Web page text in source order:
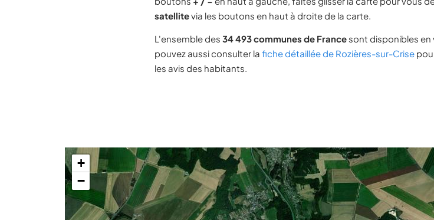
satellitevia les boutons en haut à droite de la carte.
L'ensemble des 34 493 communes de France sont disponibles en
pouvez aussi consulter la fiche détaillée de Rozières-sur-Crise
les avis des habitants.
+
−